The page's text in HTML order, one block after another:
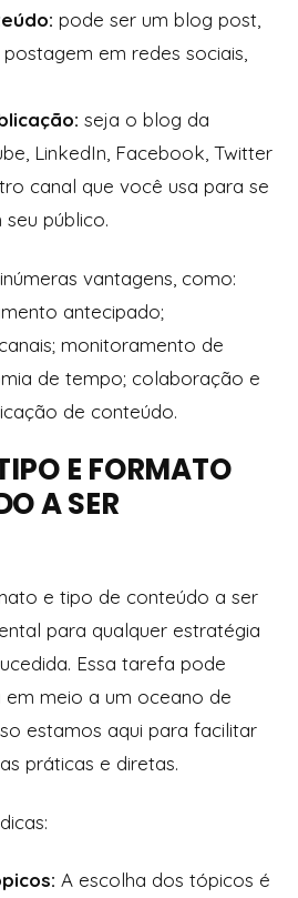
pode ser um blog post,
em redes sociais,
seja o blog da
LinkedIn, Facebook, Twitter
canal que você usa para se
público.
vantagens, como:
antecipado;
monitoramento de
de tempo; colaboração e
de conteúdo.
E FORMATO
A SER
e tipo de conteúdo a ser
para qualquer estratégia
Essa tarefa pode
meio a um oceano de
estamos aqui para facilitar
práticas e diretas.
A escolha dos tópicos é